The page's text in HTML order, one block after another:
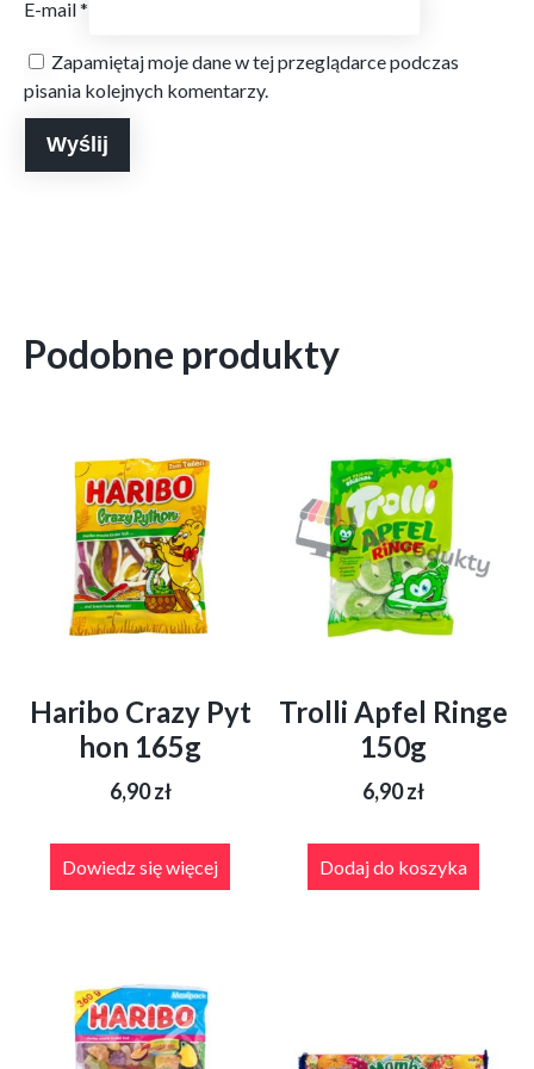
E-mail*
Zapamiętaj moje dane w tej przeglądarce podczas
pisania kolejnych komentarzy.
Podobne produkty
Haribo Crazy Pyt
hon 165g
6,90zł
Dowiedz się więcej
Trolli Apfel Ringe
150g
6,90zł
Dodaj do koszyka